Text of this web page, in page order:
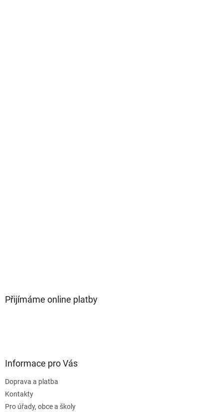
Přijímáme online platby
Informace pro Vás
Doprava a platba
Kontakty
Pro úřady, obce a školy